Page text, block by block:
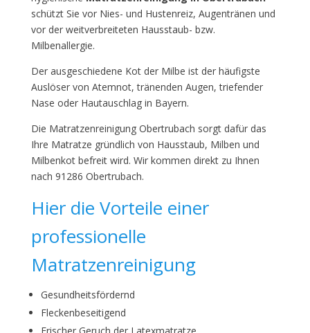
schützt Sie vor Nies- und Hustenreiz, Augentränen und
vor der weitverbreiteten Hausstaub- bzw.
Milbenallergie.
Der ausgeschiedene Kot der Milbe ist der häufigste
Auslöser von Atemnot, tränenden Augen, triefender
Nase oder Hautauschlag in Bayern.
Die Matratzenreinigung Obertrubach sorgt dafür das
Ihre Matratze gründlich von Hausstaub, Milben und
Milbenkot befreit wird. Wir kommen direkt zu Ihnen
nach 91286 Obertrubach.
Hier die Vorteile einer
professionelle
Matratzenreinigung
Gesundheitsfördernd
Fleckenbeseitigend